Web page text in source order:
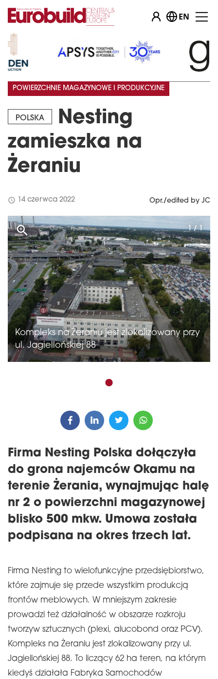
EN
POLSKA
Nesting
zamieszka na
Żeraniu
POWIERZCHNIE MAGAZYNOWE I PRODUKCYJNE
schedule 14 czerwca 2022 Opr./edited by JC
Kompleks na Żeraniu jest zlokalizowany przy
ul. Jagiellońskiej 88
1 / 1
Firma Nesting Polska dołączyła
do grona najemców Okamu na
terenie Żerania, wynajmując halę
nr 2 o powierzchni magazynowej
blisko 500 mkw. Umowa została
podpisana na okres trzech lat.
Firma Nesting to wielofunkcyjne przedsiębiorstwo,
które zajmuje się przede wszystkim produkcją
frontów meblowych. W mniejszym zakresie
prowadzi też działalność w obszarze rozkroju
tworzyw sztucznych (plexi, alucobond oraz PCV).
Kompleks na Żeraniu jest zlokalizowany przy ul.
Jagiellońskiej 88. To liczący 62 ha teren, na którym
kiedyś działała Fabryka Samochodów